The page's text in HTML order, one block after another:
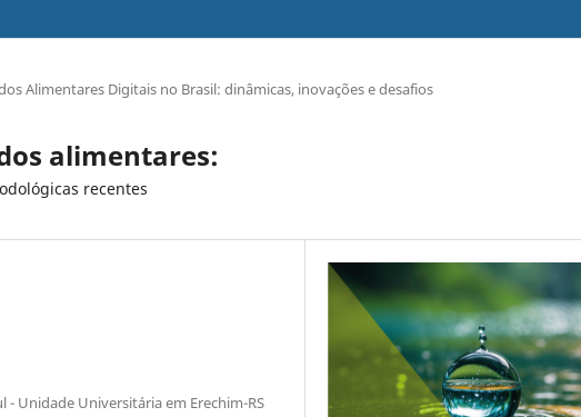
Alimentares Digitais no Brasil: dinâmicas, inovações e desafios
alimentares:
recentes
- Unidade Universitária em Erechim-RS